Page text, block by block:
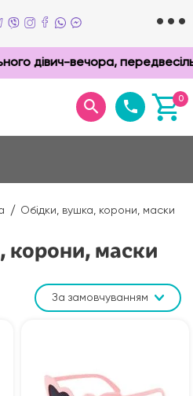
дівич-вечора,
0
Обідки, вушка, корони, маски
корони, маски
За замовчуванням